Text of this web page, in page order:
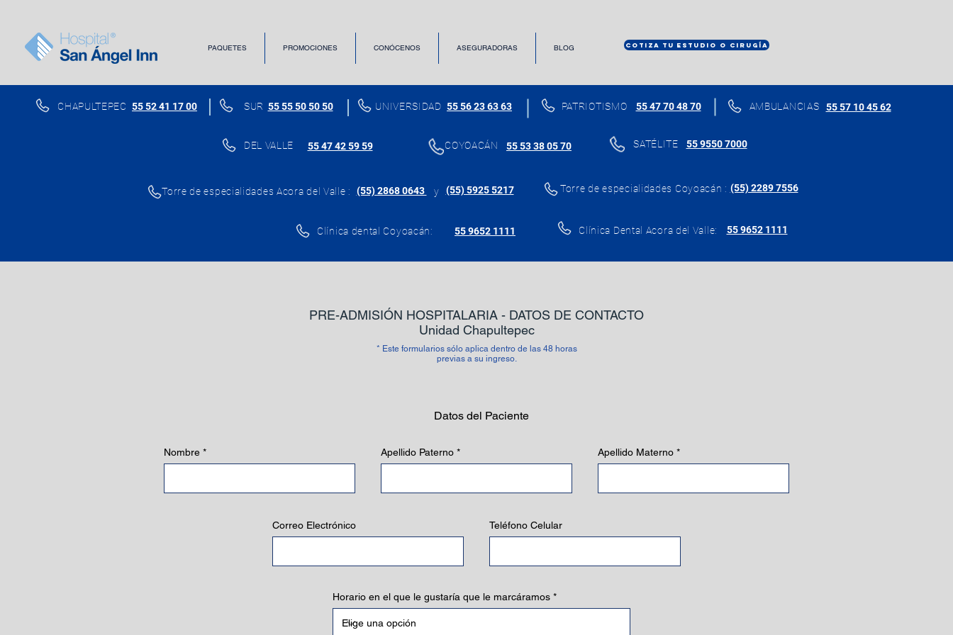
PAQUETES PROMOCIONES CONÓCENOS ASEGURADORAS BLOG COTIZA TU ESTUDIO O CIRUGÍA
CHAPULTEPEC 55 52 41 17 00 55 55 50 50 50
SUR UNIVERSIDAD 55 56 23 63 63 55 47 70 48 70
PATRIOTISMO AMBULANCIAS 55 57 10 45 62
DEL VALLE 55 47 42 59 59 COYOACÁN 55 53 38 05 70 SATÉLITE 55 9550 7000
Torre de especialidades Acora del Valle : (55) 2868 0643 y (55) 5925 5217 Torre de especialidades Coyoacán : (55) 2289 7556
Clínica dental Coyoacán: 55 9652 1111 Clínica Dental Acora del Valle: 55 9652 1111
PRE-ADMISIÓN HOSPITALARIA - DATOS DE CONTACTO
Unidad Chapultepec
* Este formularios sólo aplica dentro de las 48 horas
previas a su ingreso.
Datos del Paciente
Nombre Apellido Paterno Apellido Materno
Correo Electrónico Teléfono Celular
Horario en el que le gustaría que le marcáramos